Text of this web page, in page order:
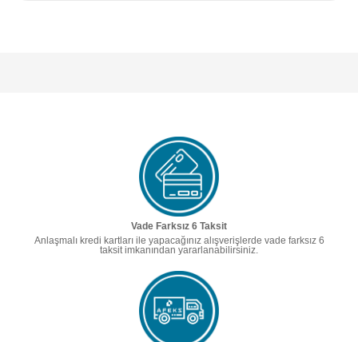
Vade Farksız 6 Taksit
Anlaşmalı kredi kartları ile yapacağınız alışverişlerde vade farksız 6
taksit imkanından yararlanabilirsiniz.